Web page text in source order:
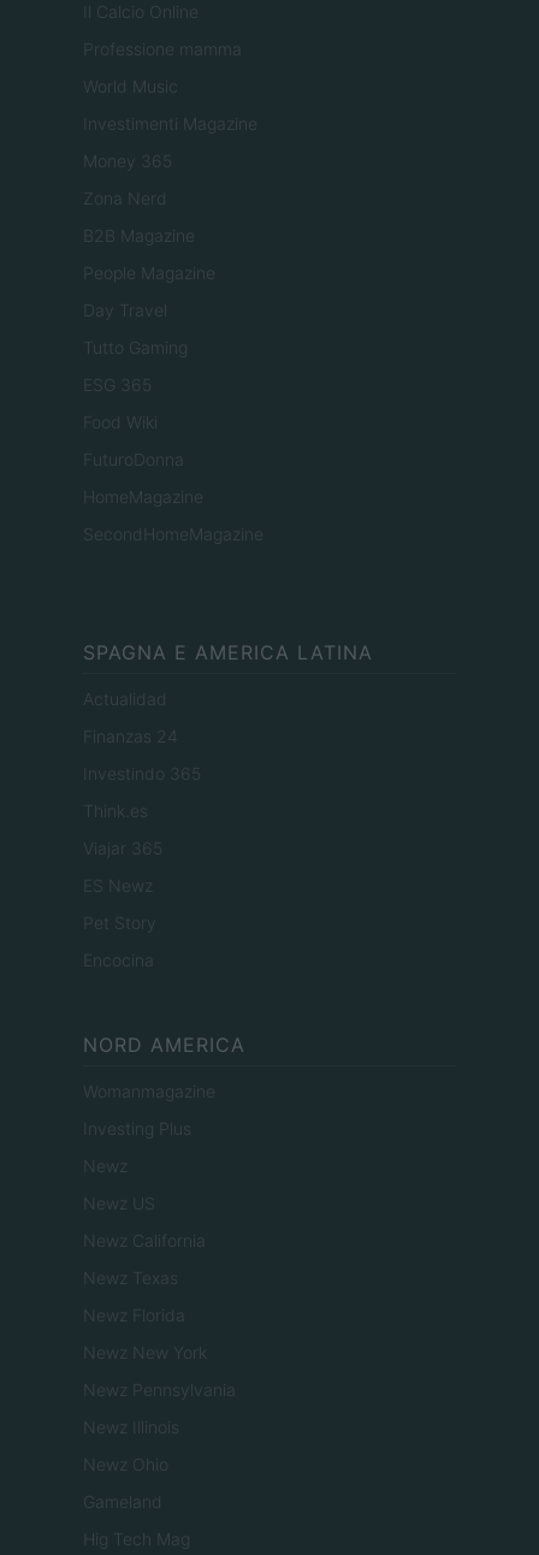
Il Calcio Online
Professione mamma
World Music
Investimenti Magazine
Money 365
Zona Nerd
B2B Magazine
People Magazine
Day Travel
Tutto Gaming
ESG 365
Food Wiki
FuturoDonna
HomeMagazine
SecondHomeMagazine
SPAGNA E AMERICA LATINA
Actualidad
Finanzas 24
Investindo 365
Think.es
Viajar 365
ES Newz
Pet Story
Encocina
NORD AMERICA
Womanmagazine
Investing Plus
Newz
Newz US
Newz California
Newz Texas
Newz Florida
Newz New York
Newz Pennsylvania
Newz Illinois
Newz Ohio
Gameland
Hig Tech Mag